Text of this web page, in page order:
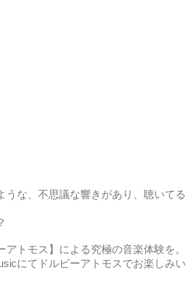
な、不思議な響きがあり、聴いてる
トモス】による究極の音楽体験を。
にてドルビーアトモスでお楽しみい